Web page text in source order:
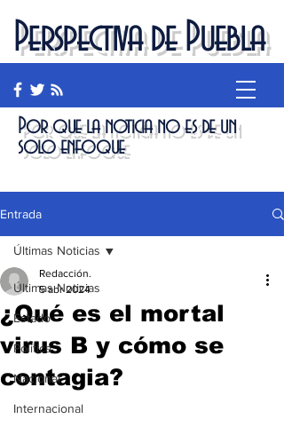
Perspectiva de Puebla
Por que la noticia no es de un
solo enfoque
Entrada
Últimas Noticias
Estado
Política
Nacional
Internacional
Últimas Noticias
¿Qué es el mortal
virus B y cómo se
contagia?
Redacción.
5 abr 2024